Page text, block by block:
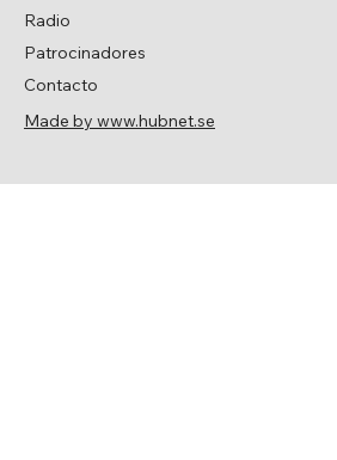
Radio
Patrocinadores
Contacto
Made by www.hubnet.se